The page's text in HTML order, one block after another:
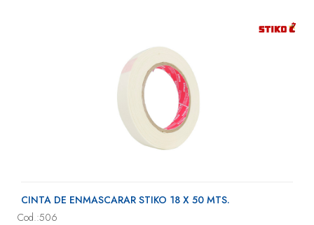
CINTA DE ENMASCARAR STIKO 18 X 50 MTS.
Cod.:506